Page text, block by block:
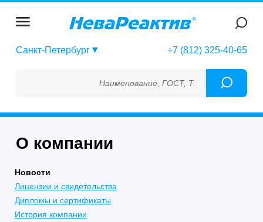
Санкт-Петербург +7 (812) 325-40-65
Наименование, ГОСТ, ТУ, ГСО, МСО, ОСО,
О компании
Новости
Лицензии и свидетельства
Дипломы и сертификаты
История компании